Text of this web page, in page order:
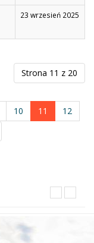
23 wrzesień 2025
Strona 11 z 20
10 11
12